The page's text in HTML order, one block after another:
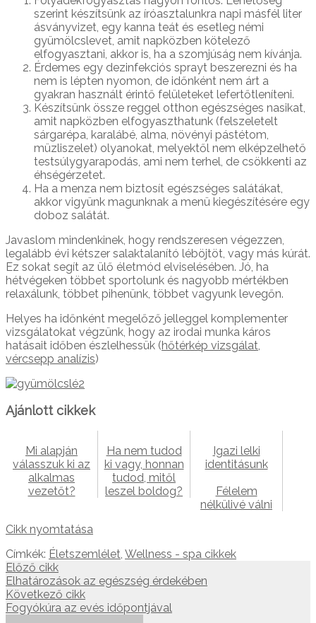
szerint készítsünk az íróasztalunkra napi másfél liter
ásványvizet, egy kanna teát és esetleg némi
gyümölcslevet, amit napközben kötelező
elfogyasztani, akkor is, ha a szomjúság nem kívánja.
Érdemes egy dezinfekciós sprayt beszerezni és ha
nem is lépten nyomon, de időnként nem árt a
gyakran használt érintő felületeket lefertőtleníteni.
Készítsünk össze reggel otthon egészséges nasikat,
amit napközben elfogyaszthatunk (felszeletelt
sárgarépa, karalábé, alma, növényi pástétom,
müzliszelet) olyanokat, melyektől nem elképzelhető
testsúlygyarapodás, ami nem terhel, de csökkenti az
éhségérzetet.
Ha a menza nem biztosít egészséges salátákat,
akkor vigyünk magunknak a menü kiegészítésére egy
doboz salátát.
Javaslom mindenkinek, hogy rendszeresen végezzen,
legalább évi kétszer salaktalanító léböjtöt, vagy más kúrát.
Ez sokat segít az ülő életmód elviselésében. Jó, ha
hétvégeken többet sportolunk és nagyobb mértékben
relaxálunk, többet pihenünk, többet vagyunk levegőn.
Helyes ha időnként megelőző jelleggel komplementer
vizsgálatokat végzünk, hogy az irodai munka káros
hatásait időben észlelhessük (hőtérkép vizsgálat,
vércsepp analízis)
Ajánlott cikkek
Mi alapján
válasszuk ki az
alkalmas
vezetőt?
Ha nem tudod
ki vagy, honnan
tudod, mitől
leszel boldog?
Igazi lelki
identitásunk
Félelem
nélkülivé válni
Cikk nyomtatása
Címkék: Életszemlélet, Wellness - spa cikkek
Előző cikk
Elhatározások az egészség érdekében
Következő cikk
Fogyókúra az evés időpontjával